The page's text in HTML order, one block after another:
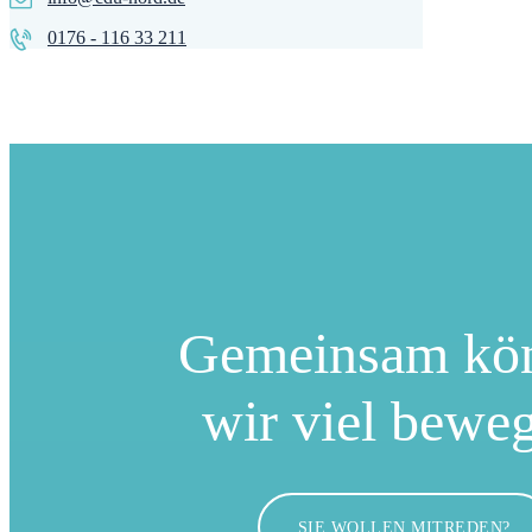
0176 - 116 33 211
Gemeinsam
wir viel
SIE WOLLEN MITREDEN?